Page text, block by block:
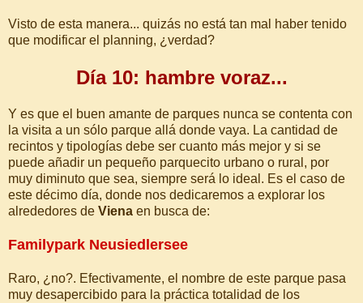
Visto de esta manera... quizás no está tan mal haber tenido
que modificar el planning, ¿verdad?
Día 10: hambre voraz...
Y es que el buen amante de parques nunca se contenta con
la visita a un sólo parque allá donde vaya. La cantidad de
recintos y tipologías debe ser cuanto más mejor y si se
puede añadir un pequeño parquecito urbano o rural, por
muy diminuto que sea, siempre será lo ideal. Es el caso de
este décimo día, donde nos dedicaremos a explorar los
alrededores de Viena en busca de:
Familypark Neusiedlersee
Raro, ¿no?. Efectivamente, el nombre de este parque pasa
muy desapercibido para la práctica totalidad de los